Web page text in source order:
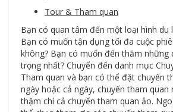
Tour & Tham quan
Bạn có quan tâm đến một loại hình du
Bạn có muốn tận dụng tối đa cuộc
không? Bạn có muốn đến thăm những
trọng nhất? Chuyển đến danh mục
Tham quan và bạn có thể đặt chuyến
ngày hoặc cả ngày, chuyến tham quan
thậm chí cả chuyến tham quan ảo.